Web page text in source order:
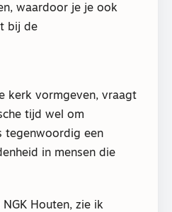
waardoor je je ook
bij de
kerk vormgeven, vraagt
tijd wel om
tegenwoordig een
in mensen die
NGK Houten, zie ik